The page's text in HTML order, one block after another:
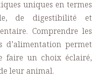
uniques en termes
de digestibilité et
Comprendre les
d’alimentation permet
faire un choix éclairé,
leur animal.